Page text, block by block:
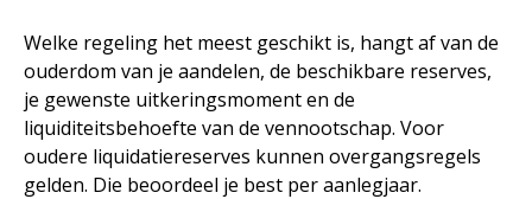
Welke regeling het meest geschikt is, hangt af van de
ouderdom van je aandelen, de beschikbare reserves,
je gewenste uitkeringsmoment en de
liquiditeitsbehoefte van de vennootschap. Voor
oudere liquidatiereserves kunnen overgangsregels
gelden. Die beoordeel je best per aanlegjaar.